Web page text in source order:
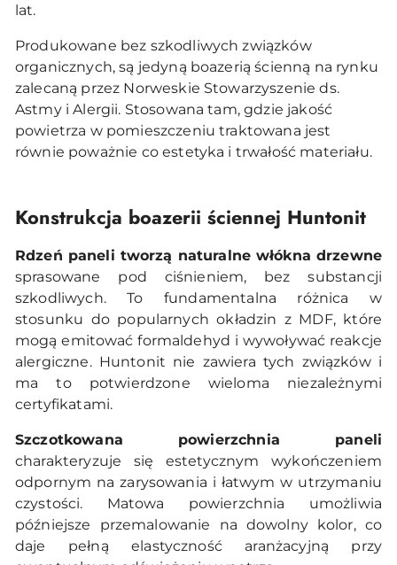
lat.
Produkowane bez szkodliwych związków
organicznych, są jedyną boazerią ścienną na rynku
zalecaną przez Norweskie Stowarzyszenie ds.
Astmy i Alergii. Stosowana tam, gdzie jakość
powietrza w pomieszczeniu traktowana jest
równie poważnie co estetyka i trwałość materiału.
Konstrukcja boazerii ściennej Huntonit
Rdzeń paneli tworzą naturalne włókna drzewne
sprasowane pod ciśnieniem, bez substancji
szkodliwych. To fundamentalna różnica w
stosunku do popularnych okładzin z MDF, które
mogą emitować formaldehyd i wywoływać reakcje
alergiczne. Huntonit nie zawiera tych związków i
ma to potwierdzone wieloma niezależnymi
certyfikatami.
Szczotkowana powierzchnia paneli
charakteryzuje się estetycznym wykończeniem
odpornym na zarysowania i łatwym w utrzymaniu
czystości. Matowa powierzchnia umożliwia
późniejsze przemalowanie na dowolny kolor, co
daje pełną elastyczność aranżacyjną przy